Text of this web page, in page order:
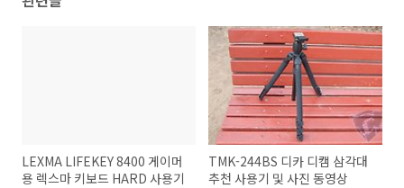
LEXMA LIFEKEY 8400 게이머
용 렉스마 키보드 HARD 사용기
TMK-244BS 디카 디캠 삼각대
추천 사용기 및 사진 동영상